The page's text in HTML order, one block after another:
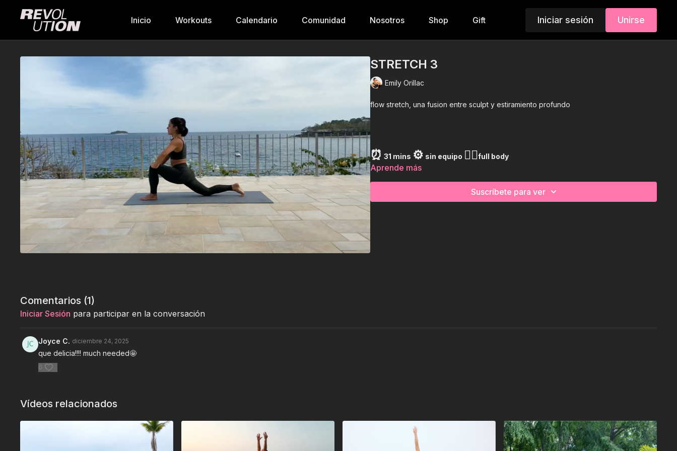
Inicio Workouts Calendario Comunidad Nosotros Shop Gift Iniciar sesión Unirse
STRETCH 3
Emily Orillac
flow stretch, una fusion entre sculpt y estiramiento profundo
⏰ 31 mins ⚙️ sin equipo 🏋️‍♀️full body
Aprende más
Suscríbete para ver
Comentarios (1)
Iniciar Sesión para participar en la conversación
Joyce C. diciembre 24, 2025
que delicia!!!! much needed🤩
0
Vídeos relacionados